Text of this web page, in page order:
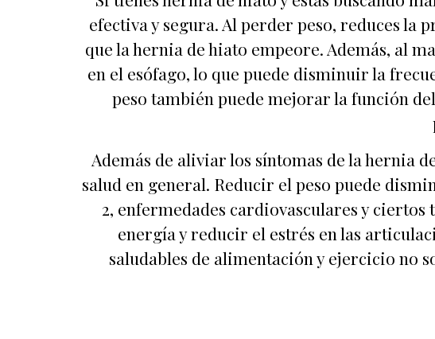
efectiva y segura. Al perder peso, reduces la
que la hernia de hiato empeore. Además, al
en el esófago, lo que puede disminuir la
peso también puede mejorar la función
Además de aliviar los síntomas de la hernia
salud en general. Reducir el peso puede
2, enfermedades cardiovasculares y
energía y reducir el estrés en las
saludables de alimentación y ejercicio no